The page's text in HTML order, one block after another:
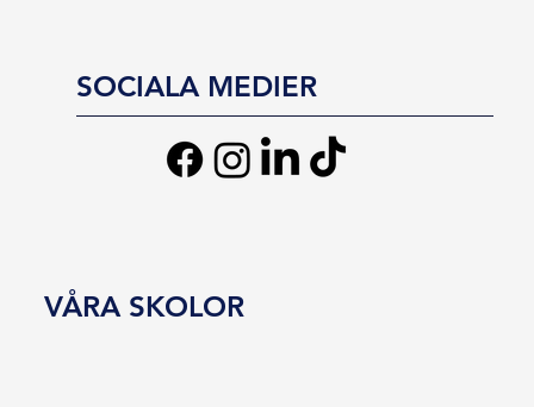
SOCIALA MEDIER
VÅRA SKOLOR